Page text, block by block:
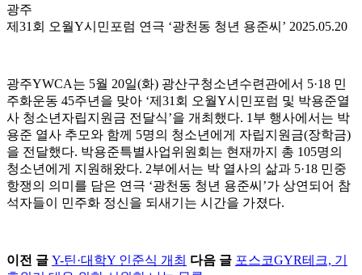
광주
제31회 오월Y시민포럼 연극 ‘광천동 청년 용준씨’ 2025.05.20
광주YWCA는 5월 20일(화) 광산구청소년수련관에서 5·18 민
주화운동 45주년을 맞아 ‘제31회 오월Y시민포럼 및 박용준열
사 청소년자립지원금 전달식’을 개최했다. 1부 행사에서는 박
용준 열사 추모와 함께 5명의 청소년에게 자립지원금(장학금)
을 전달했다. 박용준특별사업위원회는 현재까지 총 105명의
청소년에게 지원해왔다. 2부에서는 박 열사의 삶과 5·18 민중
항쟁의 의미를 담은 연극 ‘광천동 청년 용준씨’가 상연되어 참
석자들이 민주화 정신을 되새기는 시간을 가졌다.
이전 글 Y-틴·대학Y 인준식 개최 다음 글 포스코GYR테크, 기